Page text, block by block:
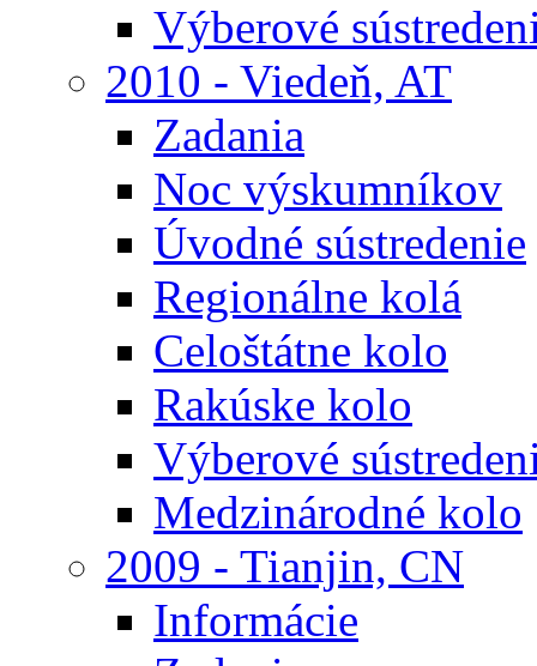
Výberové
2010 - Viedeň, AT
Zadania
Noc výskumníkov
Úvodné sústredenie
Regionálne kolá
Celoštátne kolo
Rakúske kolo
Výberové
Medzinárodné kolo
2009 - Tianjin, CN
Informácie